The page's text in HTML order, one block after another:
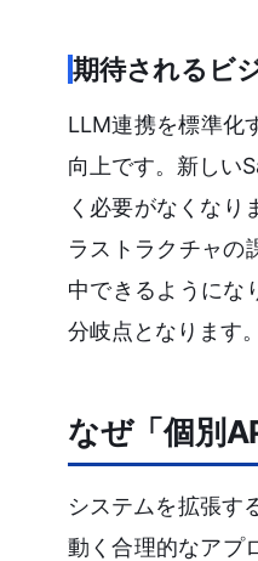
期待されるビ
LLM連携を標準化
向上です。新しい
く必要がなくなり
ラストラクチャの
中できるようにな
分岐点となります。
なぜ「個別
システムを拡張す
動く合理的なアプ